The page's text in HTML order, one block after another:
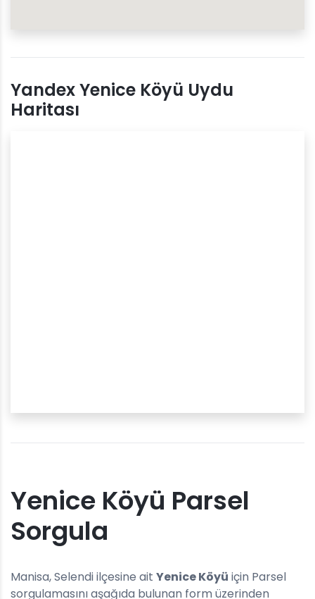
Yandex Yenice Köyü Uydu
Haritası
Yenice Köyü Parsel
Sorgula
Manisa, Selendi ilçesine ait Yenice Köyü için Parsel
sorgulamasını aşağıda bulunan form üzerinden